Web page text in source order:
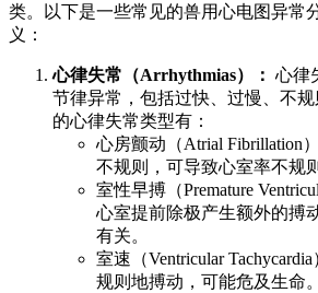
类。以下是一些常见的兽用心电图异常
义：
心律失常（Arrhythmias）： 心律
节律异常，包括过快、过慢、不
的心律失常类型有：
心房颤动（Atrial Fibrillation
不规则，可导致心室率不规
室性早搏（Premature
心室提前除极产生额外的搏
有关。
室速（Ventricular
规则地搏动，可能危及生命。